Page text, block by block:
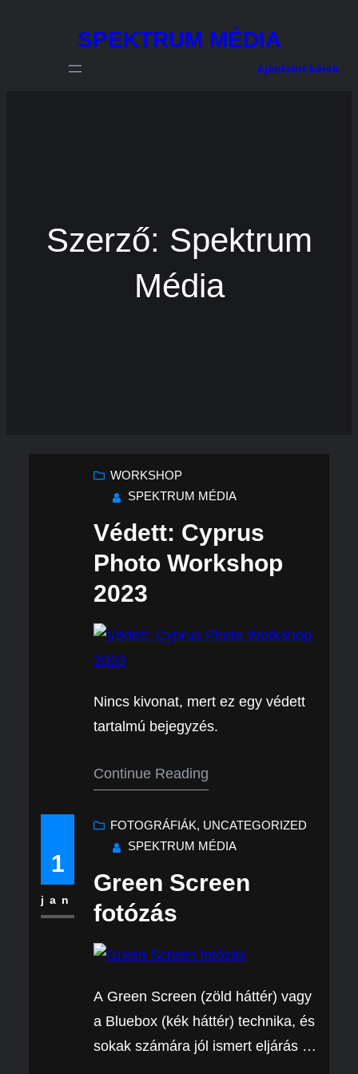
tartalomhoz
SPEKTRUM MÉDIA
Ajánlatot kérek
Szerző: Spektrum
Média
WORKSHOP
SPEKTRUM MÉDIA
Védett: Cyprus
Photo Workshop
2023
Nincs kivonat, mert ez egy védett
tartalmú bejegyzés.
Continue Reading
1
jan
FOTOGRÁFIÁK, UNCATEGORIZED
SPEKTRUM MÉDIA
Green Screen
fotózás
A Green Screen (zöld háttér) vagy
a Bluebox (kék háttér) technika, és
sokak számára jól ismert eljárás a